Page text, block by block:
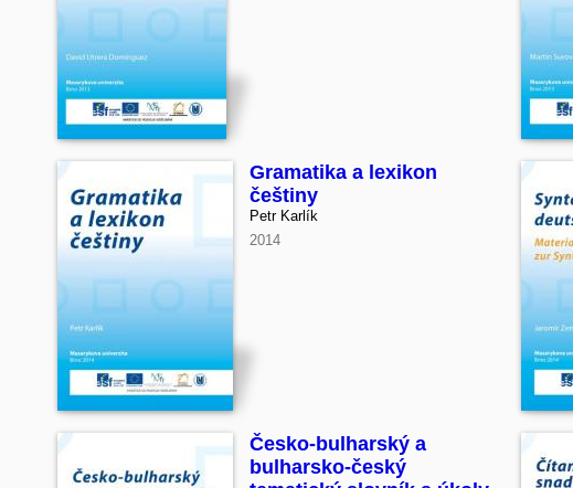
Gramatika a lexikon
češtiny
Petr Karlík
2014
Česko-bulharský a
bulharsko-český